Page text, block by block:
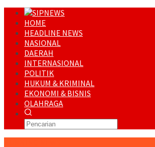
HOME
HEADLINE NEWS
NASIONAL
DAERAH
INTERNASIONAL
POLITIK
HUKUM & KRIMINAL
EKONOMI & BISNIS
OLAHRAGA